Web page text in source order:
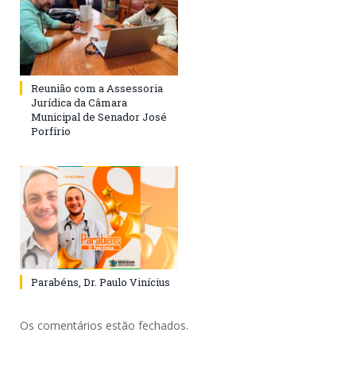
Reunião com a Assessoria
Jurídica da Câmara
Municipal de Senador José
Porfírio
Parabéns, Dr. Paulo Vinícius
Os comentários estão fechados.